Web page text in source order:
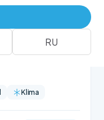
RU
Klima